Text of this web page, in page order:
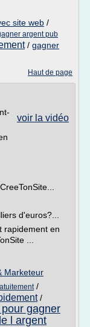
site web /
argent pub
/ gagner
Haut de page
voir la vidéo
d'euros?...
rapidement en
...
Marketeur
/
/
gagner
l argent